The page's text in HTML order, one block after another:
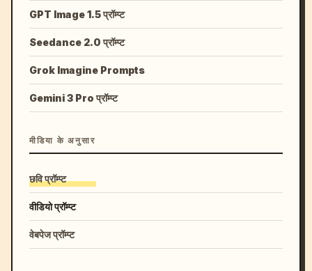
GPT Image 1.5 प्रॉम्प्ट
Seedance 2.0 प्रॉम्प्ट
Grok Imagine Prompts
Gemini 3 Pro प्रॉम्प्ट
मीडिया के अनुसार
छवि प्रॉम्प्ट
वीडियो प्रॉम्प्ट
वेबपेज प्रॉम्प्ट